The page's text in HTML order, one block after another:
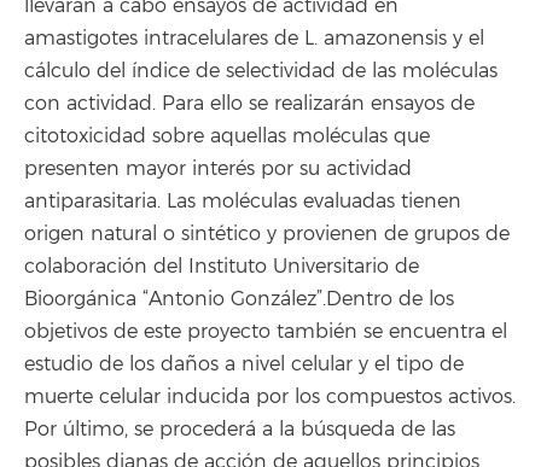
llevaran a cabo ensayos de actividad en
amastigotes intracelulares de L. amazonensis y el
cálculo del índice de selectividad de las moléculas
con actividad. Para ello se realizarán ensayos de
citotoxicidad sobre aquellas moléculas que
presenten mayor interés por su actividad
antiparasitaria. Las moléculas evaluadas tienen
origen natural o sintético y provienen de grupos de
colaboración del Instituto Universitario de
Bioorgánica “Antonio González”.Dentro de los
objetivos de este proyecto también se encuentra el
estudio de los daños a nivel celular y el tipo de
muerte celular inducida por los compuestos activos.
Por último, se procederá a la búsqueda de las
posibles dianas de acción de aquellos principios